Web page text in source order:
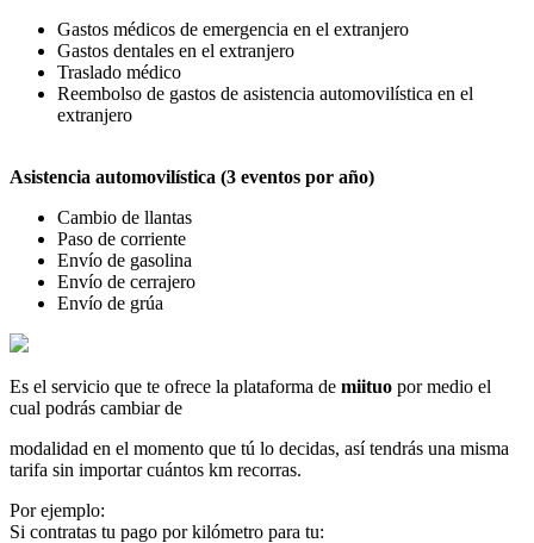
Gastos médicos de emergencia en el extranjero
Gastos dentales en el extranjero
Traslado médico
Reembolso de gastos de asistencia automovilística en el
extranjero
Asistencia automovilística (3 eventos por año)
Cambio de llantas
Paso de corriente
Envío de gasolina
Envío de cerrajero
Envío de grúa
Es el servicio que te ofrece la plataforma de miituo por medio el
cual podrás cambiar de
modalidad en el momento que tú lo decidas, así tendrás una misma
tarifa sin importar cuántos km recorras.
Por ejemplo:
Si contratas tu pago por kilómetro para tu: